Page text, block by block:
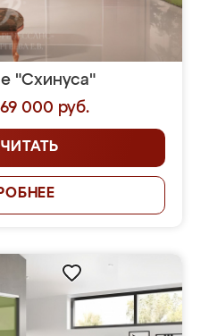
"Схинуса"
000 руб.